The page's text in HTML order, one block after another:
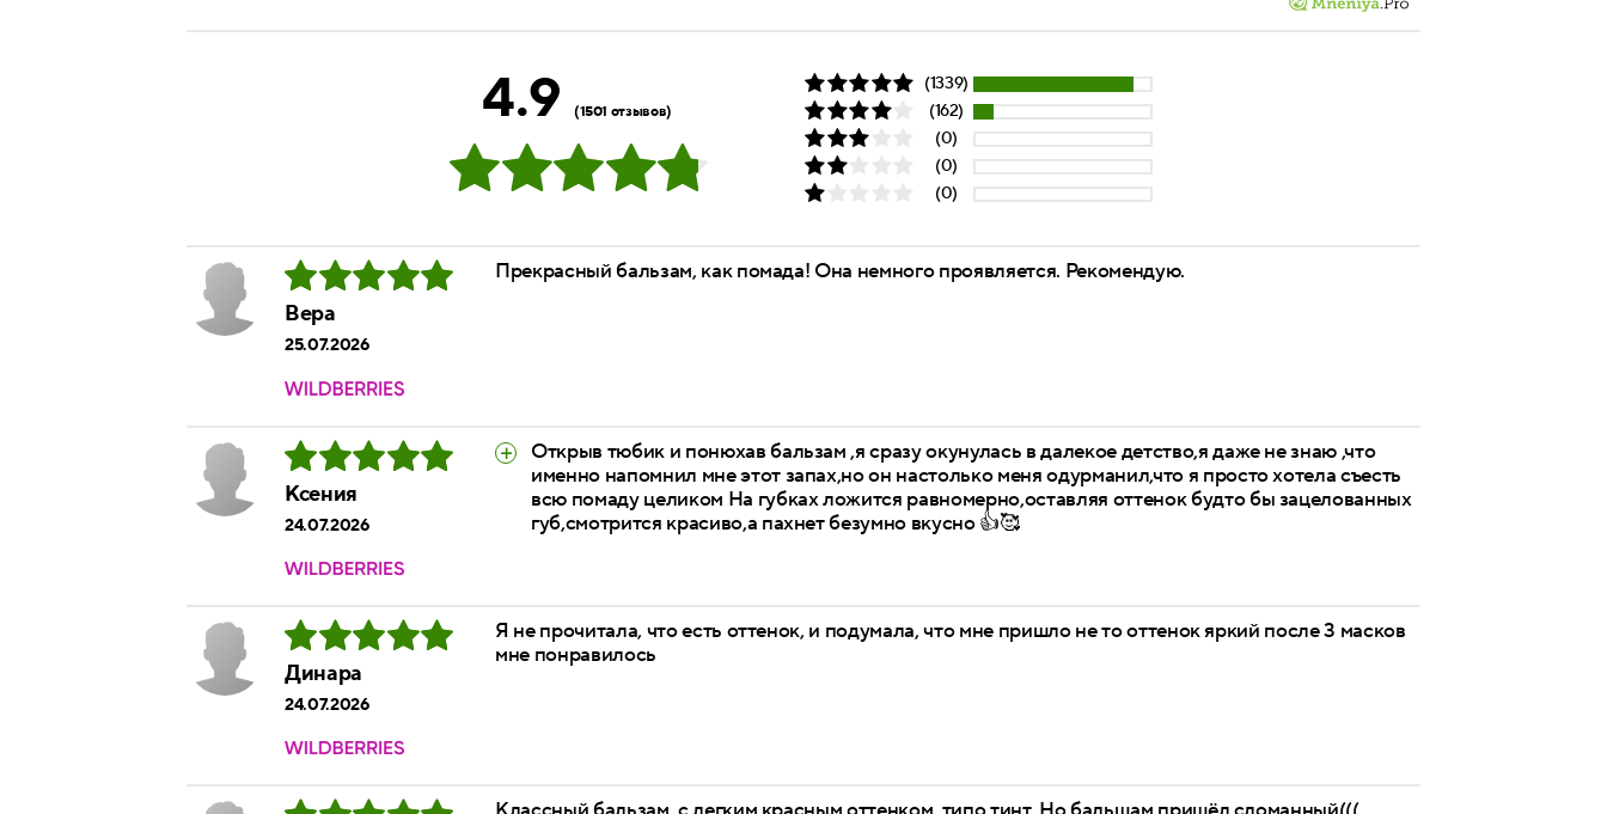
4.9 (1501 отзывов)
(1339)
(162)
(0)
(0)
(0)
Вера
25.07.2026
Прекрасный бальзам, как помада! Она немного проявляется. Рекомендую.
Ксения
24.07.2026
Открыв тюбик и понюхав бальзам ,я сразу окунулась в далекое детство,я даже не знаю ,что
именно напомнил мне этот запах,но он настолько меня одурманил,что я просто хотела съесть
всю помаду целиком На губках ложится равномерно,оставляя оттенок будто бы зацелованных
губ,смотрится красиво,а пахнет безумно вкусно 👍🥰
Динара
24.07.2026
Я не прочитала, что есть оттенок, и подумала, что мне пришло не то оттенок яркий после 3 масков
мне понравилось